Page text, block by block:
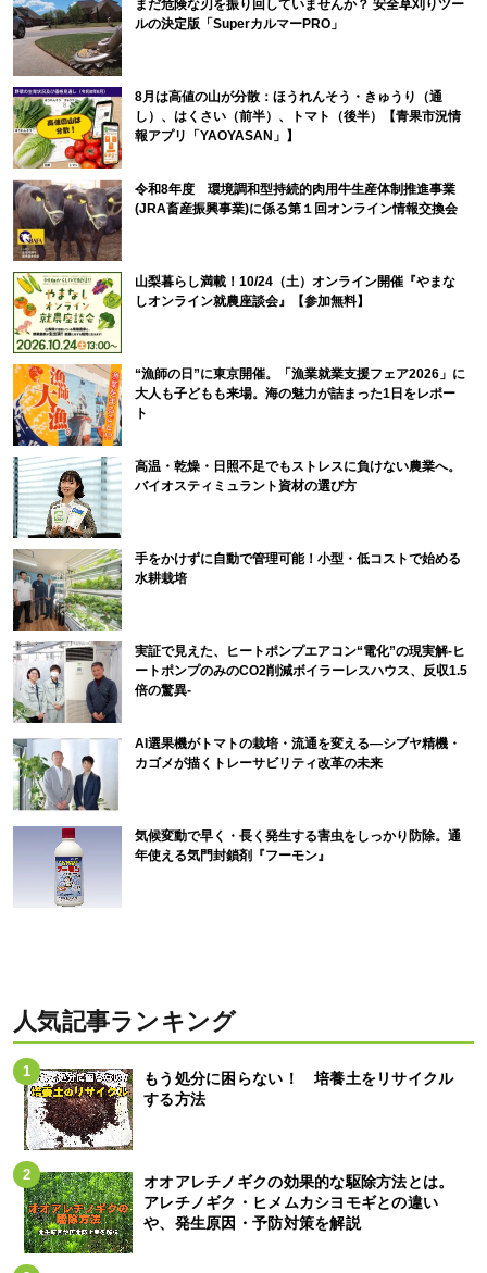
まだ危険な刃を振り回していませんか？ 安全草刈りツー
ルの決定版「SuperカルマーPRO」
8月は高値の山が分散：ほうれんそう・きゅうり（通
し）、はくさい（前半）、トマト（後半）【青果市況情
報アプリ「YAOYASAN」】
令和8年度 環境調和型持続的肉用牛生産体制推進事業
(JRA畜産振興事業)に係る第１回オンライン情報交換会
山梨暮らし満載！10/24（土）オンライン開催『やまな
しオンライン就農座談会』【参加無料】
“漁師の日”に東京開催。「漁業就業支援フェア2026」に
大人も子どもも来場。海の魅力が詰まった1日をレポー
ト
高温・乾燥・日照不足でもストレスに負けない農業へ。
バイオスティミュラント資材の選び方
手をかけずに自動で管理可能！小型・低コストで始める
水耕栽培
実証で見えた、ヒートポンプエアコン“電化”の現実解-ヒ
ートポンプのみのCO2削減ボイラーレスハウス、反収1.5
倍の驚異-
AI選果機がトマトの栽培・流通を変える―シブヤ精機・
カゴメが描くトレーサビリティ改革の未来
気候変動で早く・長く発生する害虫をしっかり防除。通
年使える気門封鎖剤『フーモン』
人気記事ランキング
もう処分に困らない！ 培養土をリサイクル
する方法
オオアレチノギクの効果的な駆除方法とは。
アレチノギク・ヒメムカシヨモギとの違い
や、発生原因・予防対策を解説